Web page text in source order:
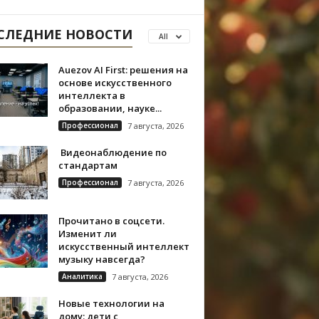
НОВОСТИ All
Auezov AI First: решения на
основе искусственного
интеллекта в
образовании, науке...
Профессионал 7 августа, 2026
Видеонаблюдение по
стандартам
Профессионал 7 августа, 2026
Прочитано в соцсети.
Изменит ли
искусственный интеллект
музыку навсегда?
Аналитика 7 августа, 2026
Новые технологии на
дому: дети с